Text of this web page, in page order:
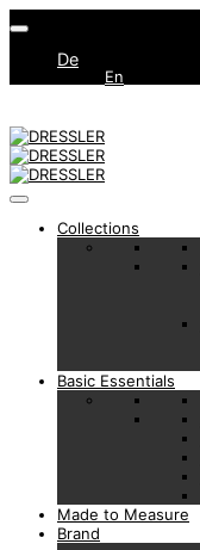
De
En
Collections
Basic Essentials
Made to Measure
Brand